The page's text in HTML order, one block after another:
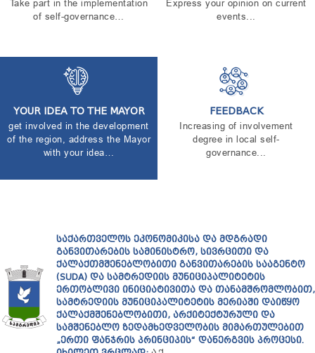
TENDERS
REPORT TO BE SUBMITTED TO PRESIDENT AND
PERSONAL DATA PROTECTION OFFICER
LEGAL DECISIONS
Take part in the implementation
of self-governance…
Express your opinion on current
events...
YOUR IDEA TO THE MAYOR
get involved in the development
of the region, address the Mayor
with your idea…
FEEDBACK
Increasing of involvement
degree in local self-
governance...
ᲡᲐᲥᲐᲠᲗᲕᲔᲚᲝᲡ ᲔᲙᲝᲜᲝᲛᲘᲙᲘᲡᲐ ᲓᲐ ᲛᲓᲒᲠᲐᲓᲘ
ᲒᲐᲜᲕᲘᲗᲐᲠᲔᲑᲘᲡ ᲡᲐᲛᲘᲜᲘᲡᲢᲠᲝ, ᲡᲘᲕᲠᲪᲘᲗᲘ ᲓᲐ
ᲥᲐᲚᲐᲥᲗᲛᲨᲔᲜᲔᲑᲚᲝᲑᲘᲗᲘ ᲒᲐᲜᲕᲘᲗᲐᲠᲔᲑᲘᲡ ᲡᲐᲐᲒᲔᲜᲢᲝ
(SUDA) ᲓᲐ ᲡᲐᲛᲢᲠᲔᲓᲘᲘᲡ ᲛᲣᲜᲘᲪᲘᲞᲐᲚᲘᲢᲔᲢᲘᲡ
ᲔᲠᲗᲝᲑᲚᲘᲕᲘ ᲘᲜᲘᲪᲘᲐᲢᲘᲕᲘᲗᲐ ᲓᲐ ᲗᲐᲜᲐᲛᲨᲠᲝᲛᲚᲝᲑᲘᲗ,
ᲡᲐᲛᲢᲠᲔᲓᲘᲘᲡ ᲛᲣᲜᲘᲪᲘᲞᲐᲚᲘᲢᲔᲢᲘᲡ ᲛᲔᲠᲘᲐᲨᲘ ᲓᲐᲘᲬᲧᲝ
ᲥᲐᲚᲐᲥᲛᲨᲔᲜᲔᲑᲚᲝᲑᲘᲗᲘ, ᲐᲠᲥᲘᲢᲔᲥᲢᲣᲠᲣᲚᲘ ᲓᲐ
ᲡᲐᲛᲨᲔᲜᲔᲑᲚᲝ ᲖᲔᲓᲐᲛᲮᲔᲓᲕᲔᲚᲝᲑᲘᲡ ᲛᲘᲛᲐᲠᲗᲣᲚᲔᲑᲘᲗ
„ᲔᲠᲗᲘ ᲤᲐᲜᲯᲠᲘᲡ ᲞᲠᲘᲜᲪᲘᲞᲘᲡ“ ᲓᲐᲜᲔᲠᲒᲕᲘᲡ ᲞᲠᲝᲪᲔᲡᲘ.